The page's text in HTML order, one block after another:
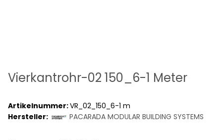
Vierkantrohr-02 150_6-1 Meter
Artikelnummer:VR_02_150_6-1 m
Hersteller:
PACARADA MODULAR BUILDING SYSTEMS